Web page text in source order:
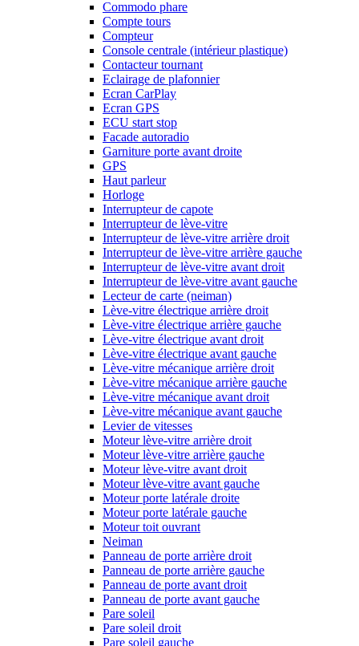
Commodo phare
Compte tours
Compteur
Console centrale (intérieur plastique)
Contacteur tournant
Eclairage de plafonnier
Ecran CarPlay
Ecran GPS
ECU start stop
Facade autoradio
Garniture porte avant droite
GPS
Haut parleur
Horloge
Interrupteur de capote
Interrupteur de lève-vitre
Interrupteur de lève-vitre arrière droit
Interrupteur de lève-vitre arrière gauche
Interrupteur de lève-vitre avant droit
Interrupteur de lève-vitre avant gauche
Lecteur de carte (neiman)
Lève-vitre électrique arrière droit
Lève-vitre électrique arrière gauche
Lève-vitre électrique avant droit
Lève-vitre électrique avant gauche
Lève-vitre mécanique arrière droit
Lève-vitre mécanique arrière gauche
Lève-vitre mécanique avant droit
Lève-vitre mécanique avant gauche
Levier de vitesses
Moteur lève-vitre arrière droit
Moteur lève-vitre arrière gauche
Moteur lève-vitre avant droit
Moteur lève-vitre avant gauche
Moteur porte latérale droite
Moteur porte latérale gauche
Moteur toit ouvrant
Neiman
Panneau de porte arrière droit
Panneau de porte arrière gauche
Panneau de porte avant droit
Panneau de porte avant gauche
Pare soleil
Pare soleil droit
Pare soleil gauche